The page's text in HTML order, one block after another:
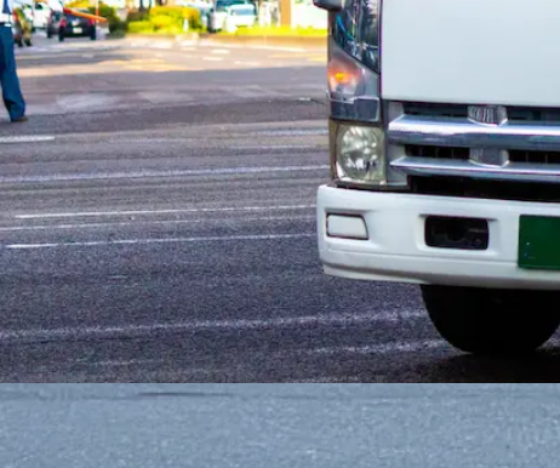
正社員宅配中型トラック・中型免許未経験者歓迎シニア歓迎日
気になる 詳しく見る
1
鹿児島県内の市区町村のドライバー 求人
鹿児島市鹿屋市枕崎市阿久根市出水市指宿市西之表市垂水市薩
曽於郡大崎町肝属郡東串良町 肝属郡南大隅町 肝属郡肝付町 熊